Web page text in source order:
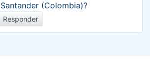
(Colombia)?
Responder